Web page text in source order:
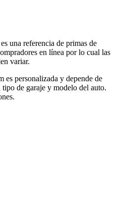
una referencia de primas de
en línea por lo cual las
variar.
es personalizada y depende de
de garaje y modelo del auto.